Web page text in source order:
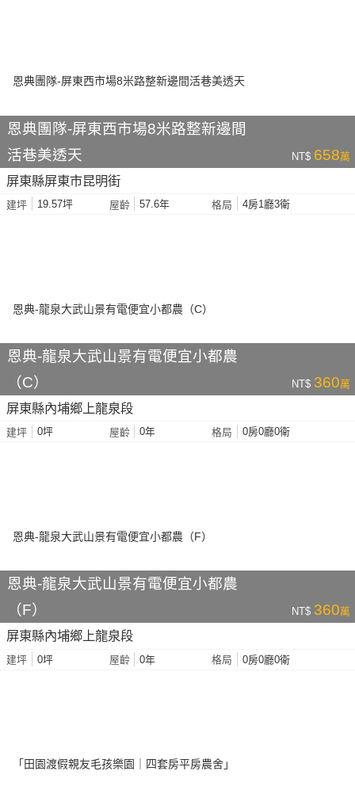
恩典團隊-屏東西市場8米路整新邊間
活巷美透天
NT$ 658萬
屏東縣屏東市昆明街
建坪 19.57坪 屋齡 57.6年 格局 4房1廳3衛
恩典-龍泉大武山景有電便宜小都農
（C）
NT$ 360萬
屏東縣內埔鄉上龍泉段
建坪 0坪 屋齡 0年 格局 0房0廳0衛
恩典-龍泉大武山景有電便宜小都農
（F）
NT$ 360萬
屏東縣內埔鄉上龍泉段
建坪 0坪 屋齡 0年 格局 0房0廳0衛